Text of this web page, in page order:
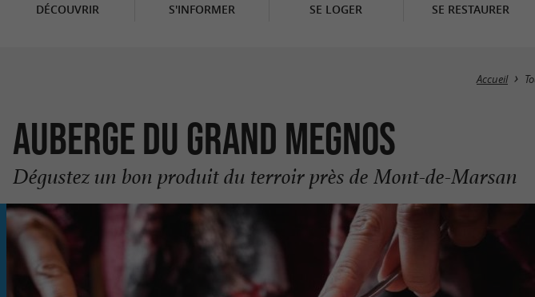
DÉCOUVRIR S'INFORMER SE LOGER SE RESTAURER
Accueil
Auberge du Grand Megnos
Dégustez un bon produit du terroir près de Mont-de-Marsan